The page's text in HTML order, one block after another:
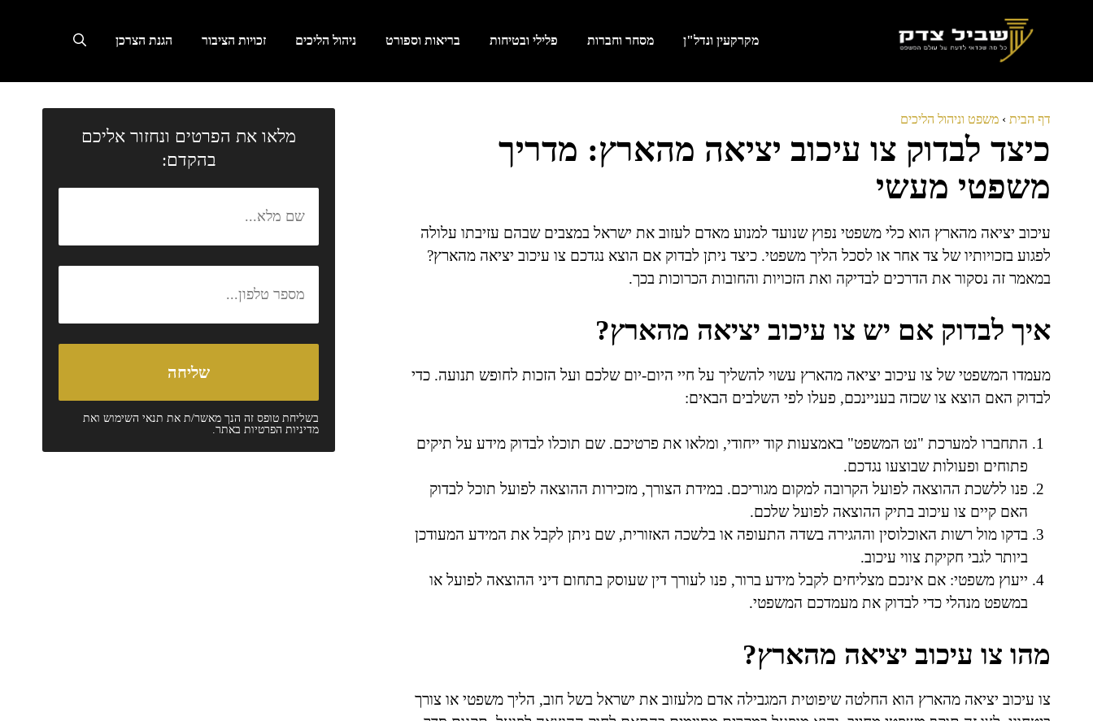
מקרקעין ונדל"ן מסחר וחברות פלילי ובטיחות בריאות וספורט ניהול הליכים זכויות הציבור הגנת הצרכן
דף הבית › משפט וניהול הליכים
כיצד לבדוק צו עיכוב יציאה מהארץ: מדריך
משפטי מעשי
עיכוב יציאה מהארץ הוא כלי משפטי נפוץ שנועד למנוע מאדם לעזוב את ישראל במצבים שבהם עזיבתו עלולה
לפגוע בזכויותיו של צד אחר או לסכל הליך משפטי. כיצד ניתן לבדוק אם הוצא נגדכם צו עיכוב יציאה מהארץ?
במאמר זה נסקור את הדרכים לבדיקה ואת הזכויות והחובות הכרוכות בכך.
איך לבדוק אם יש צו עיכוב יציאה מהארץ?
מעמדו המשפטי של צו עיכוב יציאה מהארץ עשוי להשליך על חיי היום-יום שלכם ועל הזכות לחופש תנועה. כדי
לבדוק האם הוצא צו שכזה בעניינכם, פעלו לפי השלבים הבאים:
התחברו למערכת "נט המשפט" באמצעות קוד ייחודי, ומלאו את פרטיכם. שם תוכלו לבדוק מידע על תיקים
פתוחים ופעולות שבוצעו נגדכם.
פנו ללשכת ההוצאה לפועל הקרובה למקום מגוריכם. במידת הצורך, מזכירות ההוצאה לפועל תוכל לבדוק
האם קיים צו עיכוב בתיק ההוצאה לפועל שלכם.
בדקו מול רשות האוכלוסין וההגירה בשדה התעופה או בלשכה האזורית, שם ניתן לקבל את המידע המעודכן
ביותר לגבי חקיקת צווי עיכוב.
ייעוץ משפטי: אם אינכם מצליחים לקבל מידע ברור, פנו לעורך דין שעוסק בתחום דיני ההוצאה לפועל או
במשפט מנהלי כדי לבדוק את מעמדכם המשפטי.
מהו צו עיכוב יציאה מהארץ?
צו עיכוב יציאה מהארץ הוא החלטה שיפוטית המגבילה אדם מלעזוב את ישראל בשל חוב, הליך משפטי או צורך
מלאו את הפרטים ונחזור אליכם
בהקדם:
בשליחת טופס זה הנך מאשר/ת את תנאי השימושואת
מדיניות הפרטיותבאתר.